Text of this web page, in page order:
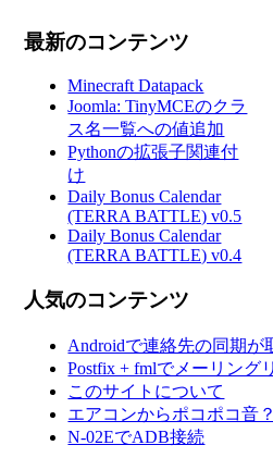
最新のコンテンツ
Minecraft Datapack
Joomla: TinyMCEのクラ
ス名一覧への値追加
Pythonの拡張子関連付
け
Daily Bonus Calendar
(TERRA BATTLE) v0.5
Daily Bonus Calendar
(TERRA BATTLE) v0.4
人気のコンテンツ
Androidで連絡先の同期が
Postfix + fmlでメーリング
このサイトについて
エアコンからポコポコ音？
N-02EでADB接続